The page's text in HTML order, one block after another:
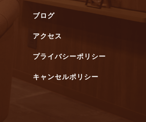
ブログ
アクセス
プライバシーポリシー
キャンセルポリシー